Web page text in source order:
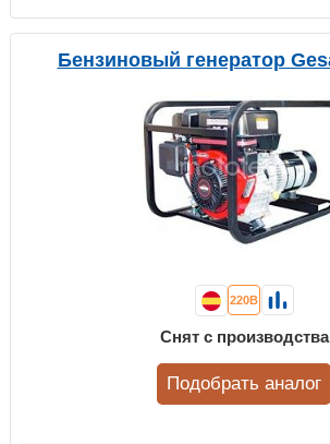
Бензиновый генератор
220В
Снят с производства
Подобрать аналог